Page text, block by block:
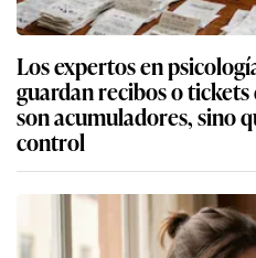
Los expertos en
guardan recibos o
son acumuladores, sino
control